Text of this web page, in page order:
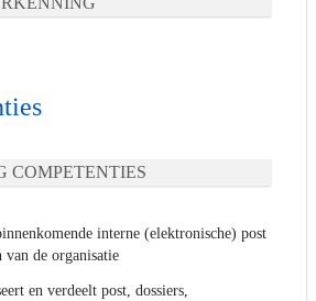
COMPETENTIES
interne (elektronische) post
de organisatie
en verdeelt post, dossiers,